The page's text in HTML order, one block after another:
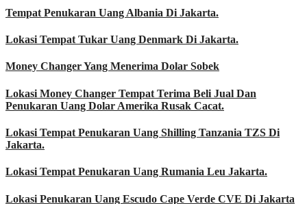
Tempat Penukaran Uang Albania Di Jakarta.
Lokasi Tempat Tukar Uang Denmark Di Jakarta.
Money Changer Yang Menerima Dolar Sobek
Lokasi Money Changer Tempat Terima Beli Jual Dan
Penukaran Uang Dolar Amerika Rusak Cacat.
Lokasi Tempat Penukaran Uang Shilling Tanzania TZS Di
Jakarta.
Lokasi Tempat Penukaran Uang Rumania Leu Jakarta.
Lokasi Penukaran Uang Escudo Cape Verde CVE Di Jakarta